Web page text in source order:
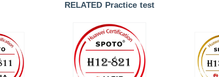
RELATED Practice test